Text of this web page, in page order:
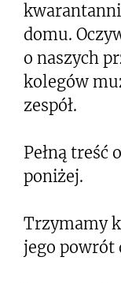
domu.
o naszych
kolegów
zespół.
Pełną treść
poniżej.
Trzymamy
jego powrót